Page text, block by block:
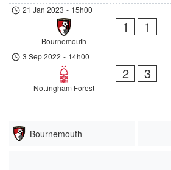
21 Jan 2023 - 15h00
Bournemouth
1 1
3 Sep 2022 - 14h00
Nottingham Forest
2 3
Bournemouth